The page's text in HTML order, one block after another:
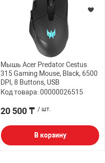
Мышь Acer Predator Cestus
315 Gaming Mouse, Black, 6500
DPI, 8 Buttons, USB
Код товара: 00000026515
20 500 ₸ / шт.
В корзину